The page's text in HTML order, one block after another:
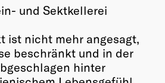
und Sektkellerei
ist nicht mehr angesagt,
beschränkt und in der
hinter